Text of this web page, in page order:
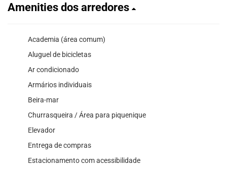
Amenities dos arredores
Academia (área comum)
Aluguel de bicicletas
Ar condicionado
Armários individuais
Beira-mar
Churrasqueira / Área para piquenique
Elevador
Entrega de compras
Estacionamento com acessibilidade